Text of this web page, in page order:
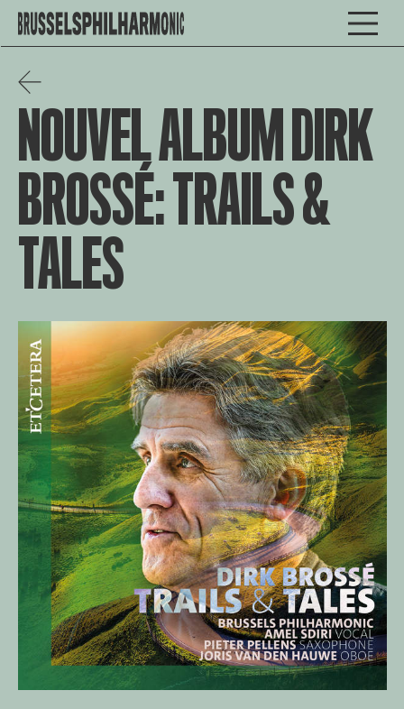
NOUVEL ALBUM DIRK
BROSSÉ: TRAILS &
TALES